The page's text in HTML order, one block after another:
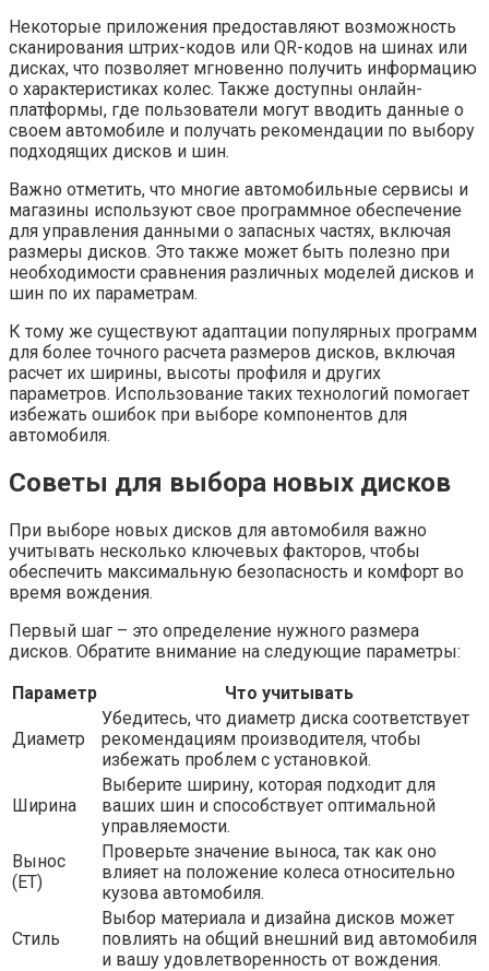
Некоторые приложения предоставляют возможность
сканирования штрих-кодов или QR-кодов на шинах или
дисках, что позволяет мгновенно получить информацию
о характеристиках колес. Также доступны онлайн-
платформы, где пользователи могут вводить данные о
своем автомобиле и получать рекомендации по выбору
подходящих дисков и шин.
Важно отметить, что многие автомобильные сервисы и
магазины используют свое программное обеспечение
для управления данными о запасных частях, включая
размеры дисков. Это также может быть полезно при
необходимости сравнения различных моделей дисков и
шин по их параметрам.
К тому же существуют адаптации популярных программ
для более точного расчета размеров дисков, включая
расчет их ширины, высоты профиля и других
параметров. Использование таких технологий помогает
избежать ошибок при выборе компонентов для
автомобиля.
Советы для выбора новых дисков
При выборе новых дисков для автомобиля важно
учитывать несколько ключевых факторов, чтобы
обеспечить максимальную безопасность и комфорт во
время вождения.
Первый шаг – это определение нужного размера
дисков. Обратите внимание на следующие параметры:
Параметр
Что учитывать
Диаметр
Убедитесь, что диаметр диска соответствует
рекомендациям производителя, чтобы
избежать проблем с установкой.
Ширина
Выберите ширину, которая подходит для
ваших шин и способствует оптимальной
управляемости.
Вынос
(ET)
Проверьте значение выноса, так как оно
влияет на положение колеса относительно
кузова автомобиля.
Стиль
Выбор материала и дизайна дисков может
повлиять на общий внешний вид автомобиля
и вашу удовлетворенность от вождения.